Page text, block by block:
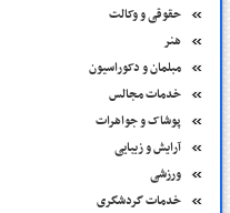
حقوقی و وکالت
هنر
مبلمان و دکوراسیون
خدمات مجالس
پوشاک و جواهرات
آرایش و زیبایی
ورزشی
خدمات گردشگری